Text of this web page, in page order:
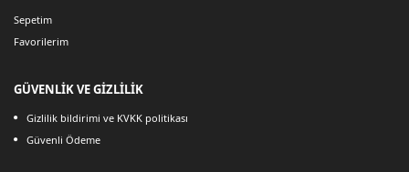
Sepetim
Favorilerim
GÜVENLİK VE GİZLİLİK
Gizlilik bildirimi ve KVKK politikası
Güvenli Ödeme